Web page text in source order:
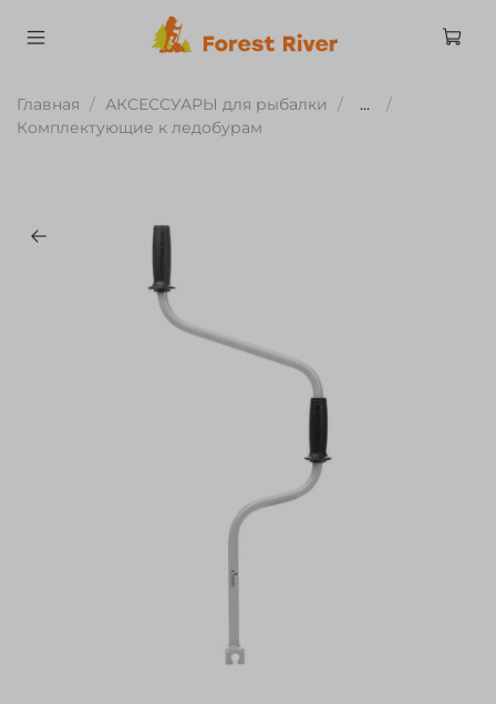
Главная АКСЕССУАРЫ для рыбалки
...
Комплектующие к ледобурам